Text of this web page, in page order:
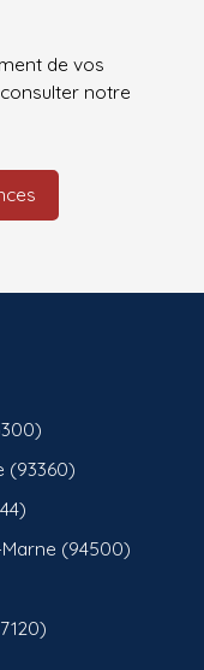
de vos
notre
(93360)
(94500)